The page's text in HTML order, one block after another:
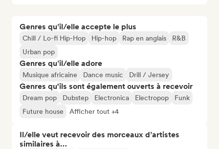
Genres qu’il/elle accepte le plus
Chill / Lo-fi Hip-Hop Hip-hop Rap en anglais
R&B
Urban pop
Genres qu’il/elle adore
Musique africaine Dance music Drill / Jersey
Genres qu'ils sont également ouverts à recevoir
Dream pop Dubstep Electronica Electropop
Funk
Future house
Afficher tout +4
Il/elle veut recevoir des morceaux d’artistes
similaires à…